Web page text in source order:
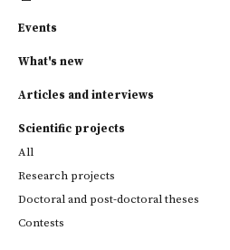
Events
What's new
Articles and interviews
Scientific projects
All
Research projects
Doctoral and post-doctoral theses
Contests